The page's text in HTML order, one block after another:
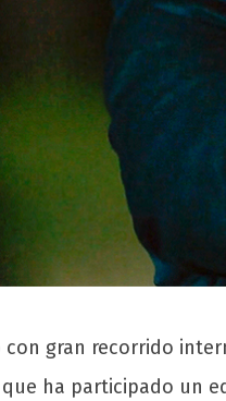
con gran recorrido
ha participado un